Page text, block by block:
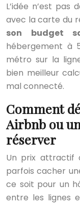
L’idée n’est pas
avec la carte du
son budget
hébergement à
métro sur la
bien meilleur
mal connecté.
Comment
Airbnb ou
réserver
Un prix attractif
parfois cacher
ce soit pour un
entre les lignes